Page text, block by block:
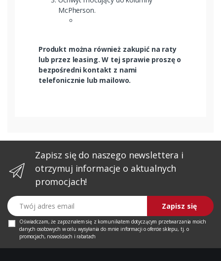
McPherson.
Produkt można również zakupić na raty
lub przez leasing. W tej sprawie proszę o
bezpośredni kontakt z nami
telefonicznie lub mailowo.
Zapisz się do naszego newslettera i
otrzymuj informacje o aktualnych
promocjach!
Twój adres email
Zapisz się
Oświadczam, że zapoznałem się z komunikatem dotyczącym przetwarzania moich
danych osobowych w celu wysyłania do mnie informacji o ofercie sklepu, tj. o
promocjach, nowościach i rabatach